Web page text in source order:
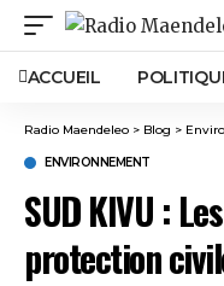
ACCUEIL
Radio Maendeleo > Blog >
ENVIRONNEMENT
SUD KIVU :
protection